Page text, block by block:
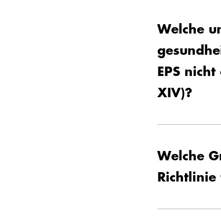
Welche
EPS
XIV)?
Welche